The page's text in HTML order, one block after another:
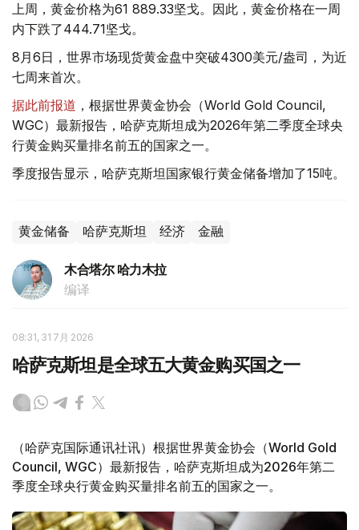
上周，黄金价格为61 889.33坚戈。因此，黄金价格在一周
内下跌了444.71坚戈。
8月6日，世界市场现货黄金盘中突破4300美元/盎司，为近
七周来首次。
据此前报道 ，根据世界黄金协会（World Gold Council,
WGC）最新报告，哈萨克斯坦成为2026年第二季度全球央
行黄金购买量排名前五的国家之一。
季度报告显示，哈萨克斯坦国家银行黄金储备增加了15吨。
黄金储备 哈萨克斯坦 经济 金融
木合塔尔 哈力木拉
编译
08:31, 31 7月 2026
哈萨克斯坦是全球五大黄金购买国之一
（哈萨克国际通讯社讯）根据世界黄金协会（World Gold
Council, WGC）最新报告，哈萨克斯坦成为2026年第二
季度全球央行黄金购买量排名前五的国家之一。